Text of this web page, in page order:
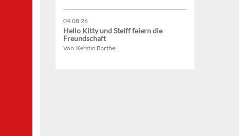
04.08.26
Hello Kitty und Steiff feiern die
Freundschaft
Von Kerstin Barthel